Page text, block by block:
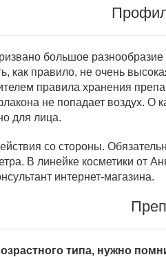
большое
как правило, не очень
правила хранения
не попадает воздух. О
для лица.
со стороны.
В линейке косметики от
интернет-магазина.
типа, нужно